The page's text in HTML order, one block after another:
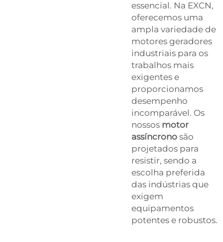
essencial. Na EXCN,
oferecemos uma
ampla variedade de
motores geradores
industriais para os
trabalhos mais
exigentes e
proporcionamos
desempenho
incomparável. Os
nossos motor
assíncrono são
projetados para
resistir, sendo a
escolha preferida
das indústrias que
exigem
equipamentos
potentes e robustos.